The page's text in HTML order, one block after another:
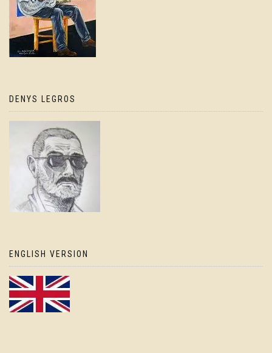
DENYS LEGROS
ENGLISH VERSION